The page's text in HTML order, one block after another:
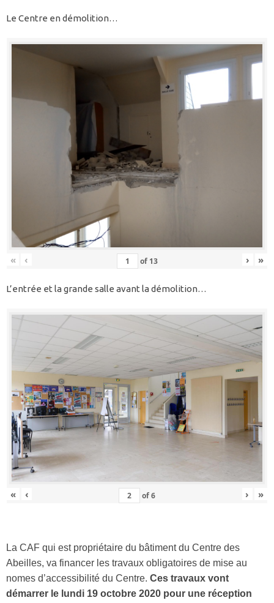
Le Centre en démolition…
« ‹ of 13 › »
L’entrée et la grande salle avant la démolition…
« ‹ of6 › »
La CAF qui est propriétaire du bâtiment du Centre des
Abeilles, va financer les travaux obligatoires de mise au
nomes d’accessibilité du Centre. Ces travaux vont
démarrer le lundi 19 octobre 2020 pour une réception